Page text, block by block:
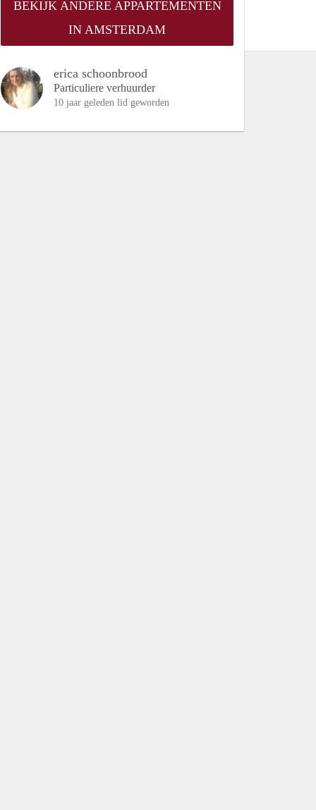
BEKIJK ANDERE APPARTEMENTEN
IN AMSTERDAM
erica schoonbrood
Particuliere verhuurder
10 jaar geleden lid geworden